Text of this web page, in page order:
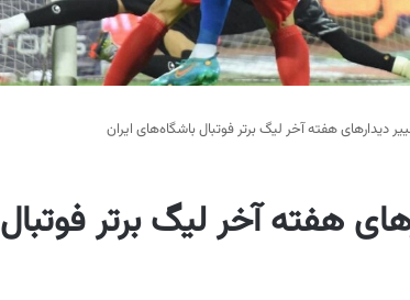
دیدارهای هفته آخر لیگ برتر فوتبال باشگاه‌های ایران
هفته آخر لیگ برتر فوتبال